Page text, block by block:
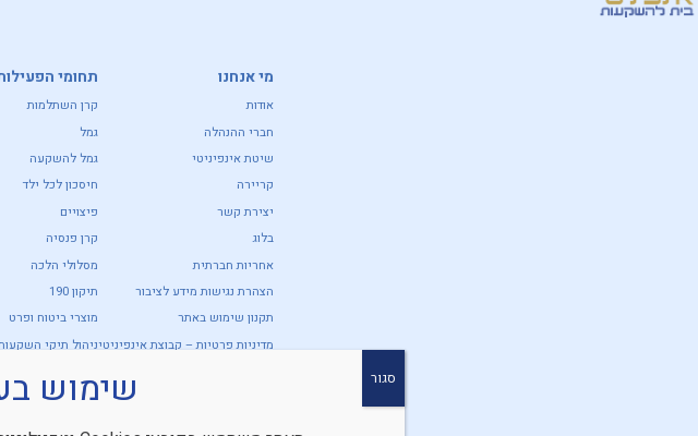
מי אנחנו
אודות
חברי ההנהלה
שיטת אינפיניטי
קריירה
יצירת קשר
בלוג
אחריות חברתית
הצהרת נגישות מידע לציבור
תקנון שימוש באתר
מדיניות פרטיות – קבוצת אינפיניטי
תחומי
קרן השתלמות
גמל
גמל להשקעה
חיסכון לכל ילד
פיצויים
קרן פנסיה
מסלולי הלכה
תיקון 190
מוצרי ביטוח ופרט
ניהול תיקי
נכסים
שימוש סגור